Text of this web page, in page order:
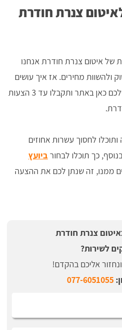
צנרת חודרת
של איטום צנרת חודרת אנחנו
ולהשוות מחירים. אז איך עושים
את זה? שלחו את הפרטים שלכם כאן באתר ותקבלו עד 3 הצעות
לחסוך עשרות אחוזים
כך תוכלו לבחורביועץ
ממנו, זה שנתן לכם את ההצעה
צנרת חודרת
לשירות?
אליכם בהקדם!
077-6051055